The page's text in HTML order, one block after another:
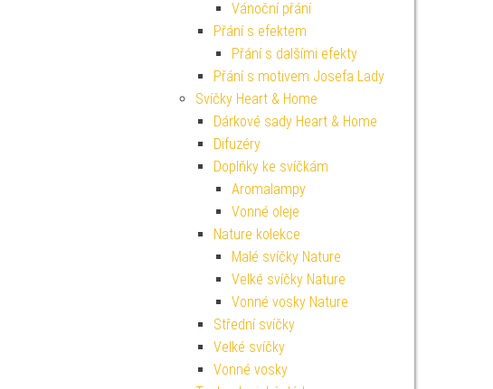
Vánoční přání
Přání s efektem
Přání s dalšími efekty
Přání s motivem Josefa Lady
Svíčky Heart & Home
Dárkové sady Heart & Home
Difuzéry
Doplňky ke svíčkám
Aromalampy
Vonné oleje
Nature kolekce
Malé svíčky Nature
Velké svíčky Nature
Vonné vosky Nature
Střední svíčky
Velké svíčky
Vonné vosky